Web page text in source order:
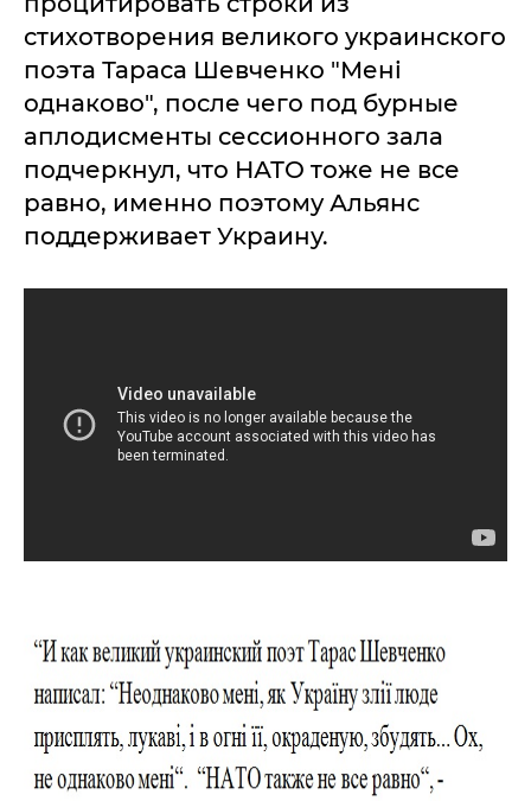
стихотворения великого украинского
поэта Тараса Шевченко "Мені
однаково", после чего под бурные
аплодисменты сессионного зала
подчеркнул, что НАТО тоже не все
равно, именно поэтому Альянс
поддерживает Украину.